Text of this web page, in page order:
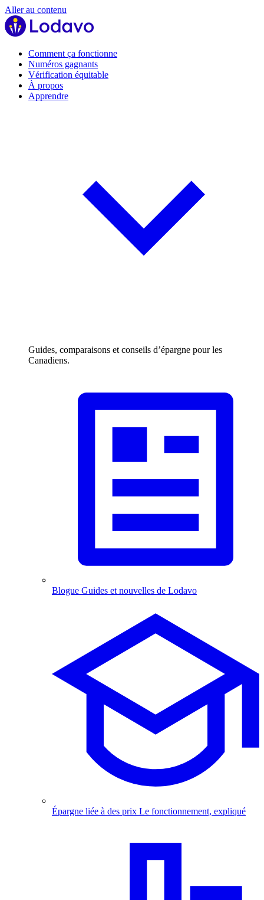
Aller au contenu
Comment ça fonctionne
Numéros gagnants
Vérification équitable
À propos
Apprendre
Guides, comparaisons et conseils d’épargne pour les
Canadiens.
Blogue Guides et nouvelles de Lodavo
Épargne liée à des prix Le fonctionnement, expliqué